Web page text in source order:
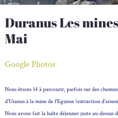
Duranus Les
Mai
Google Photos
Nous étions 14 à parcourir, parfois sur des
d'Uranus à la mine de l'Eguisse (extraction
Nous avons fait la halte déjeuner juste au-dessus